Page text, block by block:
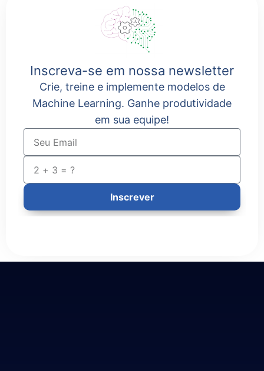
Inscreva-se em nossa newsletter
Crie, treine e implemente modelos de
Machine Learning. Ganhe produtividade
em sua equipe!
Inscrever